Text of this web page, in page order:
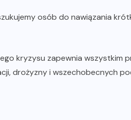
osób do nawiązania
kryzysu zapewnia wszystkim
drożyzny i wszechobecnych